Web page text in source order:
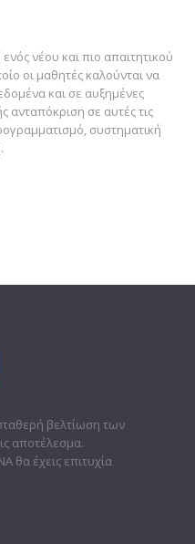
νέου και πιο απαιτητικού
οι μαθητές καλούνται να
και σε αυξημένες
ανταπόκριση σε αυτές τις
συστηματική
βελτίωση των
αποτέλεσμα.
θα έχεις επιτυχία